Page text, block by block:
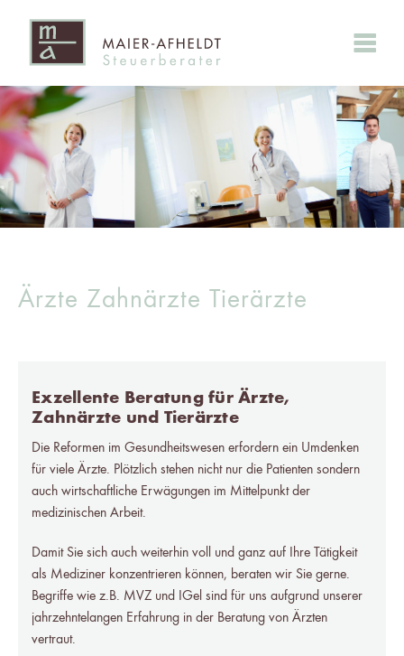
Ärzte Zahnärzte Tierärzte
Exzellente Beratung für Ärzte,
Zahnärzte und Tierärzte
Die Reformen im Gesundheitswesen erfordern ein Umdenken
für viele Ärzte. Plötzlich stehen nicht nur die Patienten sondern
auch wirtschaftliche Erwägungen im Mittelpunkt der
medizinischen Arbeit.
Damit Sie sich auch weiterhin voll und ganz auf Ihre Tätigkeit
als Mediziner konzentrieren können, beraten wir Sie gerne.
Begriffe wie z.B. MVZ und IGel sind für uns aufgrund unserer
jahrzehntelangen Erfahrung in der Beratung von Ärzten
vertraut.